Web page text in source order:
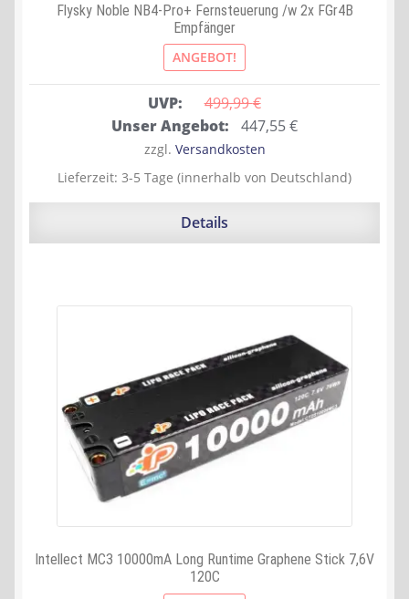
Flysky Noble NB4-Pro+ Fernsteuerung /w 2x FGr4B
Empfänger
ANGEBOT!
UVP: 499,99 €
Ursprünglicher
Preis
war:
Unser Angebot: 447,55€Aktueller
ist:
zzgl. Versandkosten
Lieferzeit: 3-5 Tage (innerhalb von Deutschland)
Details
Intellect MC3 10000mA Long Runtime Graphene Stick 7,6V
120C